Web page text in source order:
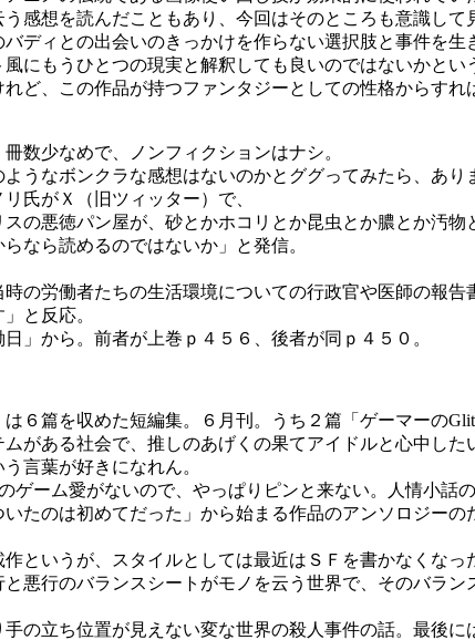
感想を読んだこともあり、今回はそのところも意識し
ディとの出会いのきっかけを作らない選択肢と事件を
にもうひとつの現実と解釈しても良いのではないかとい
ど、この作品が持つファンタジーとしての性格からす
数少なめで、ノンフィクションはナシ。
なボンクラな感想はないのかとググってみたら、あり
氏がＸ（旧ツィッター）で、
の悪徳パン屋が、砂とかホコリとか昆虫とか膿とか汚
なら読めるのではないか」と発信。
の労働者たちの生活環境についての行政官や医師の報
と反応。
から。前者が上巻ｐ４５６、後者が同ｐ４５０。
は６篇を収めた短編集。６月刊。うち２篇「ゲーマーの
がある社会で、推しのあげくの果てアイドルと心中し
言葉が好きになれん。
ゲーム愛がないので、やっぱりピンと来ない。人情小話の
たのは初めてだった」から始まる作品のアンソロジー
というが、スタイルとしては最近はＳＦを書かなくな
悪行のバランスシートがモノを云う世界で、そのバラ
手の立ち位置が見えない変な世界の殺人事件の話。最後